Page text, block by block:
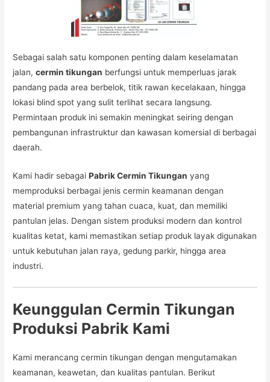
Sebagai salah satu komponen penting dalam keselamatan
jalan,cermin tikungan berfungsi untuk memperluas jarak
pandang pada area berbelok, titik rawan kecelakaan, hingga
lokasi blind spot yang sulit terlihat secara langsung.
Permintaan produk ini semakin meningkat seiring dengan
pembangunan infrastruktur dan kawasan komersial di berbagai
daerah.
Kami hadir sebagaiPabrik Cermin Tikungan yang
memproduksi berbagai jenis cermin keamanan dengan
material premium yang tahan cuaca, kuat, dan memiliki
pantulan jelas. Dengan sistem produksi modern dan kontrol
kualitas ketat, kami memastikan setiap produk layak digunakan
untuk kebutuhan jalan raya, gedung parkir, hingga area
industri.
Keunggulan Cermin Tikungan
Produksi Pabrik Kami
Kami merancang cermin tikungan dengan mengutamakan
keamanan, keawetan, dan kualitas pantulan. Berikut